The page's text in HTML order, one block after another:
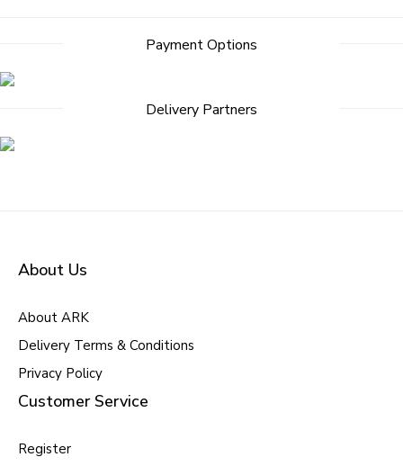
Payment Options
Delivery Partners
About Us
About ARK
Delivery Terms & Conditions
Privacy Policy
Customer Service
Register